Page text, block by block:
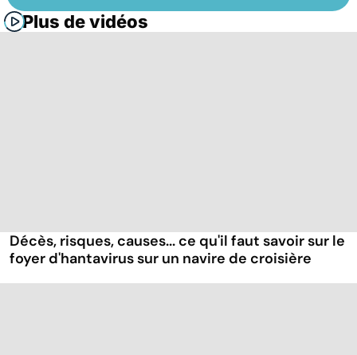
Plus de vidéos
Décès, risques, causes... ce qu'il faut savoir sur le
foyer d'hantavirus sur un navire de croisière